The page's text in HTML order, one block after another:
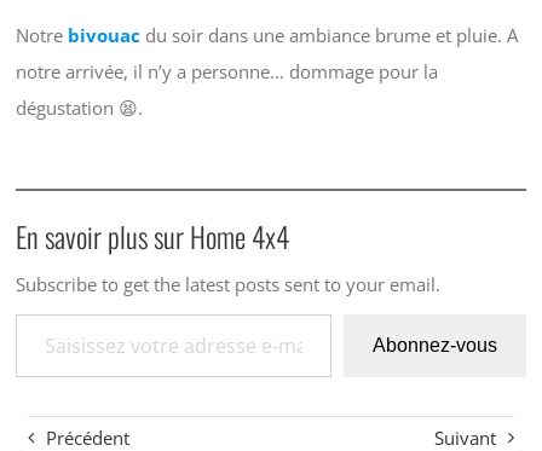
Notre bivouac du soir dans une ambiance brume et pluie. A
notre arrivée, il n’y a personne… dommage pour la
dégustation 😫.
En savoir plus sur Home 4x4
Subscribe to get the latest posts sent to your email.
Saisissez votre adresse e-mail…
Abonnez-vous
Précédent Suivant